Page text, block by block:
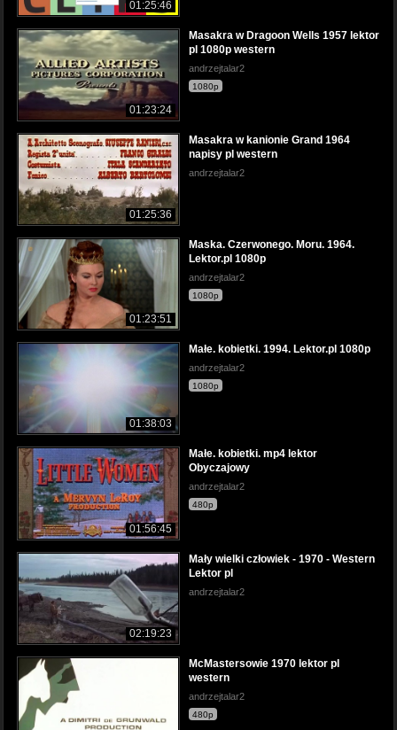
01:25:46
01:23:24
Masakra w Dragoon Wells 1957 lektor
pl 1080p western
andrzejtalar2
1080p
01:25:36
Masakra w kanionie Grand 1964
napisy pl western
andrzejtalar2
01:23:51
Maska. Czerwonego. Moru. 1964.
Lektor.pl 1080p
andrzejtalar2
1080p
01:38:03
Małe. kobietki. 1994. Lektor.pl 1080p
andrzejtalar2
1080p
01:56:45
Małe. kobietki. mp4 lektor
Obyczajowy
andrzejtalar2
480p
02:19:23
Mały wielki człowiek - 1970 - Western
Lektor pl
andrzejtalar2
McMastersowie 1970 lektor pl
western
andrzejtalar2
480p